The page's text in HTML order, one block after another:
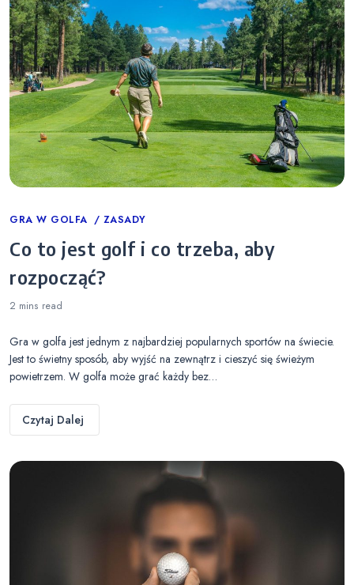
Categories
GRA W GOLFA ZASADY
Co to jest golf i co trzeba, aby
rozpocząć?
2 mins read
Gra w golfa jest jednym z najbardziej popularnych sportów na świecie.
Jest to świetny sposób, aby wyjść na zewnątrz i cieszyć się świeżym
powietrzem. W golfa może grać każdy bez…
Czytaj Dalej